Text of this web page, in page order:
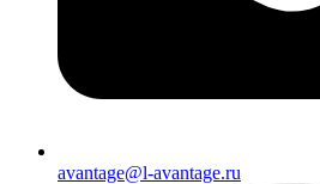
avantage@l-avantage.ru